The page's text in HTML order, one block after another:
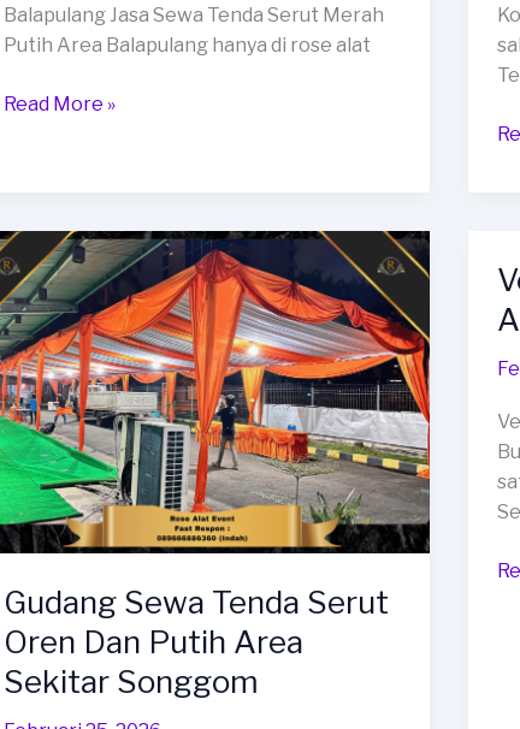
Balapulang Jasa Sewa Tenda Serut Merah
Putih Area Balapulang hanya di rose alat
Jasa
Putih
Area
Balapulang
Read More »
Gudang Sewa Tenda Serut
Oren Dan Putih Area
Sekitar Songgom